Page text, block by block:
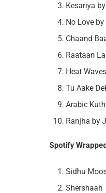
Kesariya
No Love
Chaand
Raataan
Heat
Tu Aake
Arabic
Ranjha by
Spotify
Sidhu
Shershaah